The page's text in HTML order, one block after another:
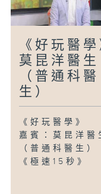
《好玩醫學
莫昆洋醫生
（普通科醫
生）
《好玩醫學》
嘉賓：莫昆洋醫
（普通科醫生）
《極速15秒》